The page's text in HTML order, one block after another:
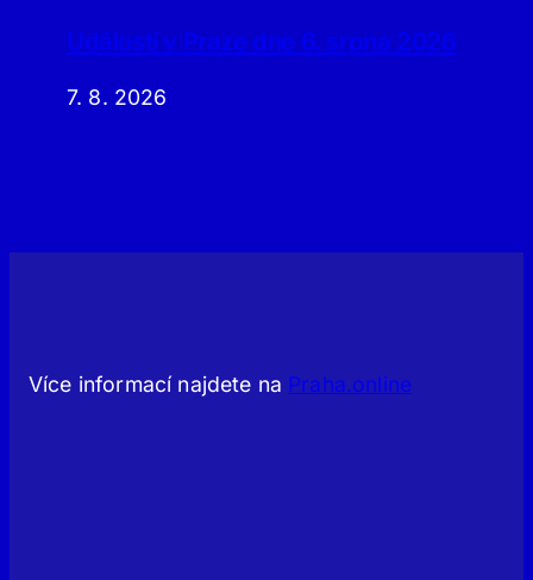
Události v Praze dne 6. srpna 2026
7. 8. 2026
Více informací najdete na Praha.online